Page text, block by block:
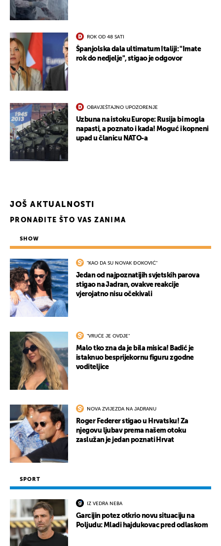
ROK OD 48 SATI
Španjolska dala ultimatum Italiji: "Imate
rok do nedjelje", stigao je odgovor
OBAVJEŠTAJNO UPOZORENJE
Uzbuna na istoku Europe: Rusija bi mogla
napasti, a poznato i kada! Moguć i kopneni
upad u članicu NATO-a
JOŠ AKTUALNOSTI
PRONAĐITE ŠTO VAS ZANIMA
SHOW
"KAO DA SU NOVAK ĐOKOVIĆ"
Jedan od najpoznatijih svjetskih parova
stigao na Jadran, ovakve reakcije
vjerojatno nisu očekivali
"VRUĆE JE OVDJE"
Malo tko zna da je bila misica! Badić je
istaknuo besprijekornu figuru zgodne
voditeljice
NOVA ZVIJEZDA NA JADRANU
Roger Federer stigao u Hrvatsku! Za
njegovu ljubav prema našem otoku
zaslužan je jedan poznati Hrvat
SPORT
IZ VEDRA NEBA
Garcijin potez otkrio novu situaciju na
Poljudu: Mladi hajdukovac pred odlaskom
UKLJUČITE NOTIFIKACIJE